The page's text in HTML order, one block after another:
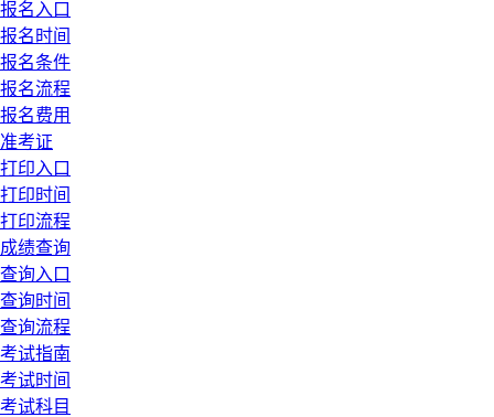
报名入口
报名时间
报名条件
报名流程
报名费用
准考证
打印入口
打印时间
打印流程
成绩查询
查询入口
查询时间
查询流程
考试指南
考试时间
考试科目